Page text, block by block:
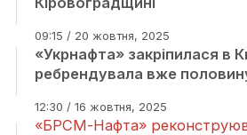
09:15 / 20 жовтня, 2025
«Укрнафта» закріпилася в
ребрендувала вже
12:30 / 16 жовтня, 2025
«БРСМ-Нафта»